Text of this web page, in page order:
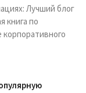
Лучший блог
книга по